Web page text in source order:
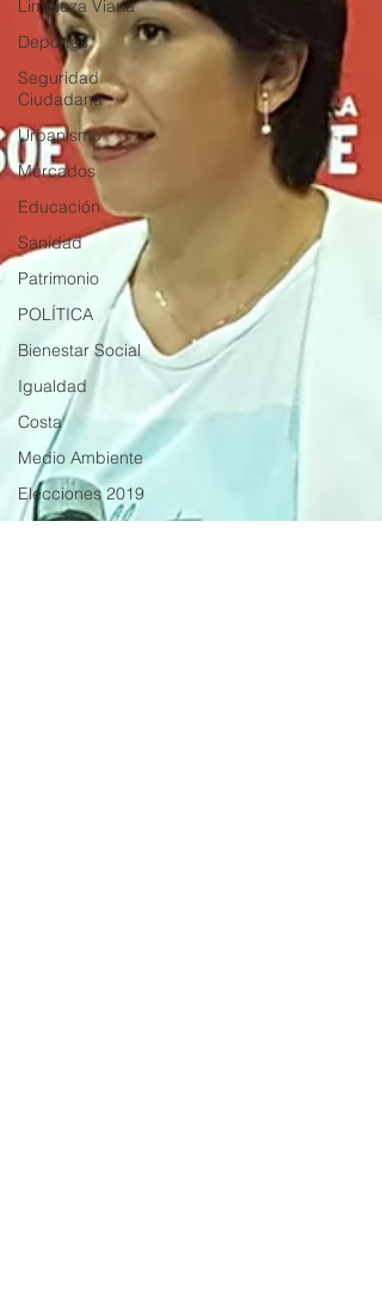
Limpieza Viaria
Deportes
Seguridad
Ciudadana
Urbanismo
Mercados
Educación
Sanidad
Patrimonio
POLÍTICA
Bienestar Social
Igualdad
Costa
Medio Ambiente
Elecciones 2019